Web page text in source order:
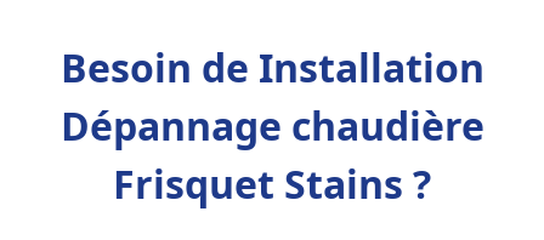
Besoin de Installation
Dépannage chaudière
Frisquet Stains ?